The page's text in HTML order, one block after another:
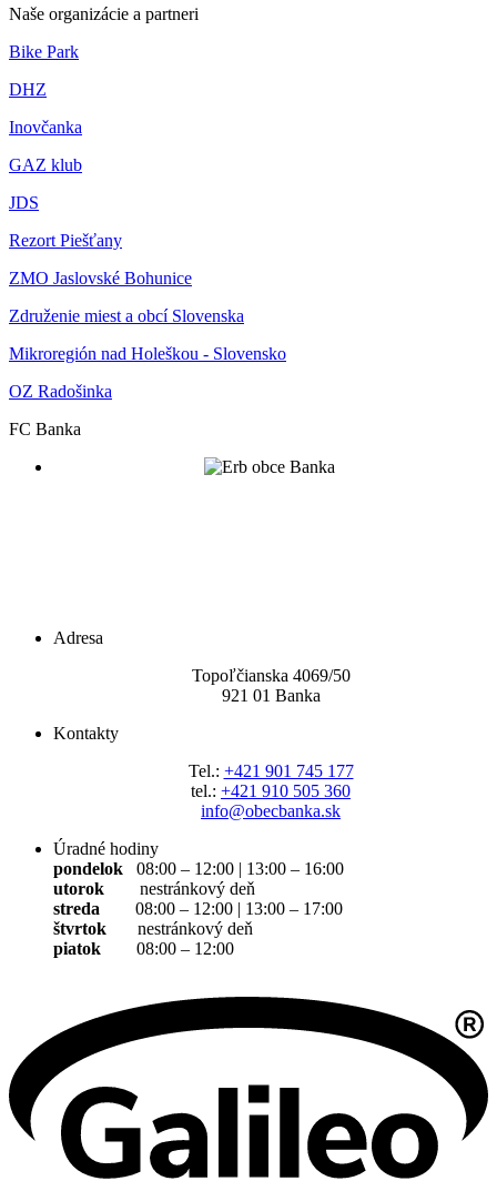
Naše organizácie a partneri
Bike Park
DHZ
Inovčanka
GAZ klub
JDS
Rezort Piešťany
ZMO Jaslovské Bohunice
Združenie miest a obcí Slovenska
Mikroregión nad Holeškou - Slovensko
OZ Radošinka
FC Banka
Adresa
Topoľčianska 4069/50
921 01 Banka
Kontakty
Tel.: +421 901 745 177
tel.: +421 910 505 360
info@obecbanka.sk
Úradné hodiny
pondelok
08:00 – 12:00 | 13:00 – 16:00
utorok nestránkový deň
streda 08:00 – 12:00 | 13:00 – 17:00
štvrtok nestránkový deň
piatok 08:00 – 12:00